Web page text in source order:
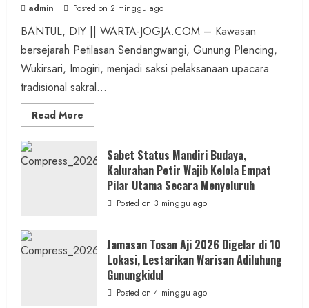
admin Posted on 2 minggu ago
BANTUL, DIY || WARTA-JOGJA.COM – Kawasan
bersejarah Petilasan Sendangwangi, Gunung Plencing,
Wukirsari, Imogiri, menjadi saksi pelaksanaan upacara
tradisional sakral...
Read More
more
Tokoh
Nasional,
Ruwatan
Ageng
Petilasan
Sendangwangi
Hayuning
Bawono
Sabet Status Mandiri Budaya,
Kalurahan Petir Wajib Kelola Empat
Pilar Utama Secara Menyeluruh
Posted on 3 minggu ago
Jamasan Tosan Aji 2026 Digelar di 10
Lokasi, Lestarikan Warisan Adiluhung
Gunungkidul
Posted on 4 minggu ago